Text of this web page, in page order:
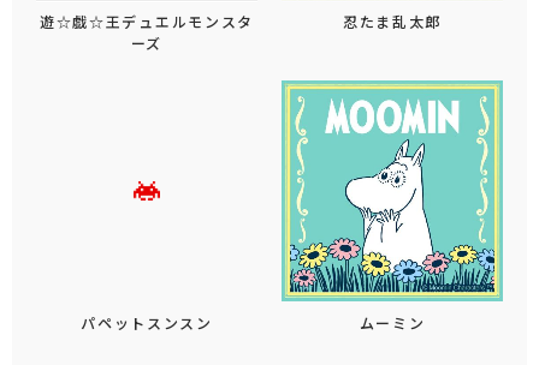
遊☆戯☆王デュエルモンスタ
ーズ
忍たま乱太郎
パペットスンスン ムーミン